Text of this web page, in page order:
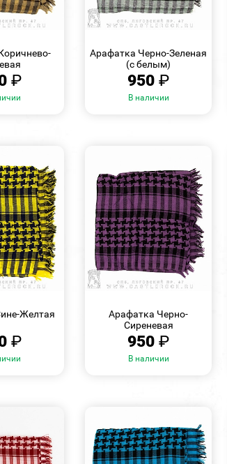
₽
Арафатка Черно-Зеленая
(с белым)
950₽
В наличии
Желтая
₽
Арафатка Черно-
Сиреневая
950₽
В наличии